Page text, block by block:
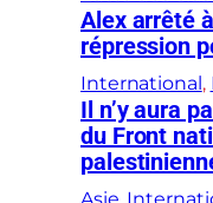
Alex arrêté
répression
International,
Il n’y aura
du Front